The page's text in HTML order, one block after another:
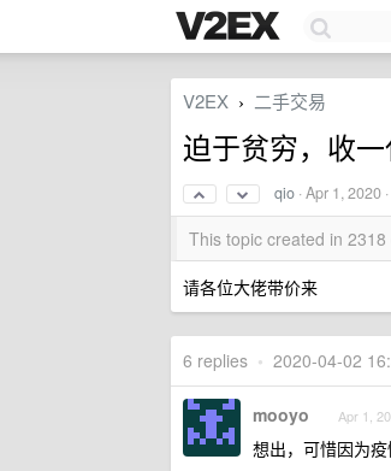
V2EX › 二手交易
迫于贫穷，收
qio ·Apr 1, 2020
This topic created in
请各位大佬带价来
6 replies • 2020-04-02
mooyo Apr 1,
想出，可惜因为疫